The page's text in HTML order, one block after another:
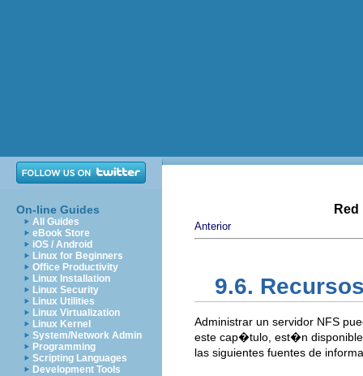
On-line Guides
All Guides
eBook Store
iOS / Android
Linux for Beginners
Office Productivity
Linux Installation
Linux Security
Linux Utilities
Linux Virtualization
Linux Kernel
System/Network Admin
Programming
Scripting Languages
Development Tools
Anterior
9.6.
Administrar un servidor NFS
este cap�tulo, est�n
las siguientes fuentes de